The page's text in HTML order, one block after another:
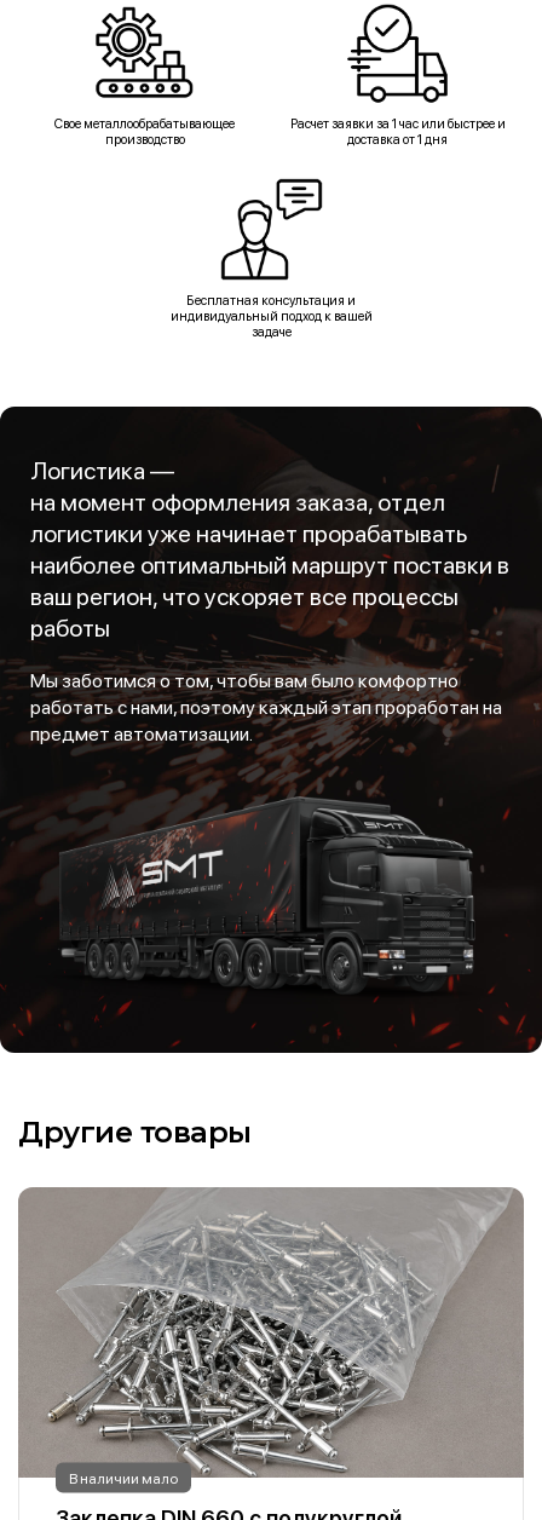
Свое металлообрабатывающее
производство
Расчет заявки за 1 час или быстрее и
доставка от 1 дня
Бесплатная консультация и
индивидуальный подход к вашей
задаче
Логистика —
на момент оформления заказа, отдел
логистики уже начинает прорабатывать
наиболее оптимальный маршрут поставки в
ваш регион, что ускоряет все процессы
работы
Мы заботимся о том, чтобы вам было комфортно
работать с нами, поэтому каждый этап проработан на
предмет автоматизации.
Другие товары
В наличии мало